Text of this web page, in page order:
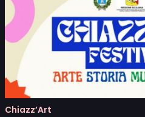
Chiazz’Art